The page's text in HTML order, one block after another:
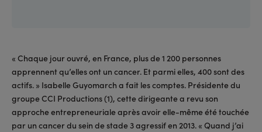
« Chaque jour ouvré, en France, plus de 1 200 personnes
apprennent qu’elles ont un cancer. Et parmi elles, 400 sont des
actifs. » Isabelle Guyomarch a fait les comptes. Présidente du
groupe CCI Productions (1), cette dirigeante a revu son
approche entrepreneuriale après avoir elle-même été touchée
par un cancer du sein de stade 3 agressif en 2013. « Quand j’ai